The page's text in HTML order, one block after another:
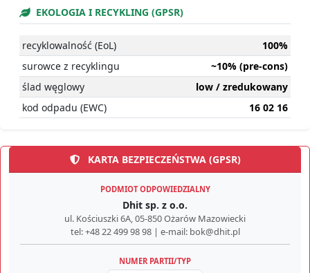
EKOLOGIA I RECYKLING (GPSR)
recyklowalność (EoL)
100%
surowce z recyklingu
~10% (pre-cons)
ślad węglowy
low / zredukowany
kod odpadu (EWC)
16 02 16
KARTA BEZPIECZEŃSTWA (GPSR)
PODMIOT ODPOWIEDZIALNY
Dhit sp. z o.o.
ul. Kościuszki 6A, 05-850 Ożarów Mazowiecki
tel: +48 22 499 98 98 | e-mail: bok@dhit.pl
NUMER PARTII/TYP